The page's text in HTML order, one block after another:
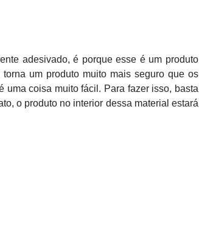
adesivado, é porque esse é um produto
um produto muito mais seguro que os
uma coisa muito fácil. Para fazer isso, basta
o produto no interior dessa material estará